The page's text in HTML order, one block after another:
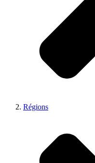
Régions